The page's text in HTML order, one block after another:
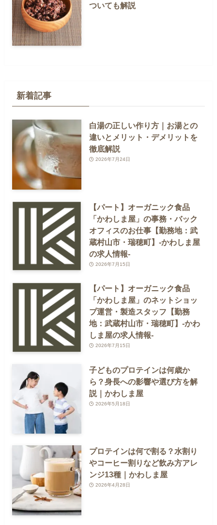
ついても解説
新着記事
白湯の正しい作り方｜お湯との
違いとメリット・デメリットを
徹底解説
2026年7月24日
【パート】オーガニック食品
「かわしま屋」の事務・バック
オフィスのお仕事【勤務地：武
蔵村山市・瑞穂町】-かわしま屋
の求人情報-
2026年7月15日
【パート】オーガニック食品
「かわしま屋」のネットショッ
プ運営・製造スタッフ【勤務
地：武蔵村山市・瑞穂町】-かわ
しま屋の求人情報-
2026年7月15日
子どものプロテインは何歳か
ら？身長への影響や選び方を解
説｜かわしま屋
2026年5月18日
プロテインは何で割る？水割り
やコーヒー割りなど飲み方アレ
ンジ13種｜かわしま屋
2026年4月28日